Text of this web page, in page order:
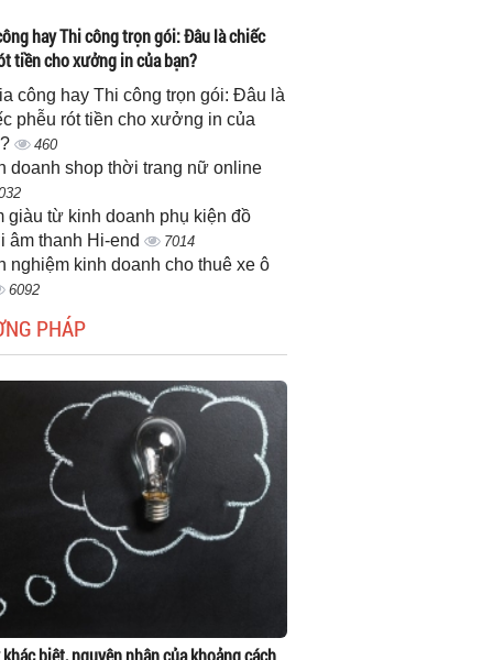
hay Thi công trọn gói: Đâu là chiếc
tiền cho xưởng in của bạn?
công hay Thi công trọn gói: Đâu là
phễu rót tiền cho xưởng in của
460
doanh shop thời trang nữ online
giàu từ kinh doanh phụ kiện đồ
âm thanh Hi-end
7014
nghiệm kinh doanh cho thuê xe ô
6092
PHÁP
biệt, nguyên nhân của khoảng cách